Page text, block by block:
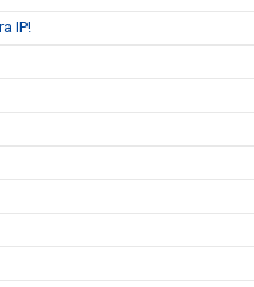
IP!